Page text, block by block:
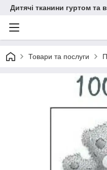
Дитячі тканини гуртом та
Товари та послуги